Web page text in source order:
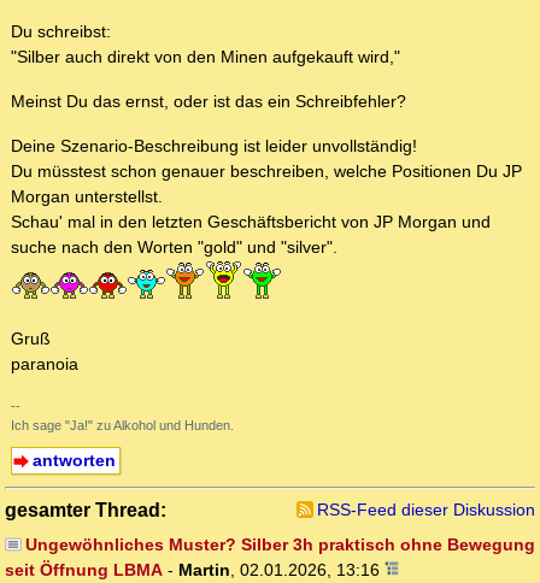
Du schreibst:
"Silber auch direkt von den Minen aufgekauft wird,"
Meinst Du das ernst, oder ist das ein Schreibfehler?
Deine Szenario-Beschreibung ist leider unvollständig!
Du müsstest schon genauer beschreiben, welche Positionen Du JP
Morgan unterstellst.
Schau' mal in den letzten Geschäftsbericht von JP Morgan und
suche nach den Worten "gold" und "silver".
Gruß
paranoia
--
Ich sage "Ja!" zu Alkohol und Hunden.
antworten
gesamter Thread:
RSS-Feed dieser Diskussion
Ungewöhnliches Muster? Silber 3h praktisch ohne Bewegung
seit Öffnung LBMA - Martin, 02.01.2026, 13:16